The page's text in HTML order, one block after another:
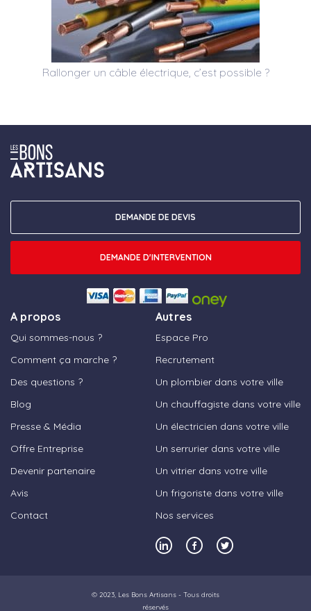
Rallonger un câble électrique, c’est possible ?
A propos
Qui sommes-nous ?
Comment ça marche ?
Des questions ?
Blog
Presse & Média
Offre Entreprise
Devenir partenaire
Avis
Contact
Autres
Espace Pro
Recrutement
Un plombier dans votre ville
Un chauffagiste dans votre ville
Un électricien dans votre ville
Un serrurier dans votre ville
Un vitrier dans votre ville
Un frigoriste dans votre ville
Nos services
DEMANDE DE DEVIS
DEMANDE D'INTERVENTION
© 2023, Les Bons Artisans - Tous droits
réservés